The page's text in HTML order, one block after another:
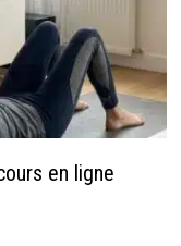
en ligne